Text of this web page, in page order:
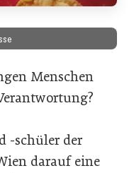
Menschen
-schüler der
darauf eine